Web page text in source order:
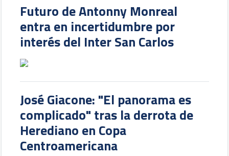
Futuro de Antonny Monreal
entra en incertidumbre por
interés del Inter San Carlos
José Giacone: "El panorama es
complicado" tras la derrota de
Herediano en Copa
Centroamericana